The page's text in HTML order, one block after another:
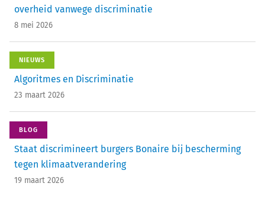
overheid vanwege discriminatie
8 mei 2026
NIEUWS
Algoritmes en Discriminatie
23 maart 2026
BLOG
Staat discrimineert burgers Bonaire bij bescherming
tegen klimaatverandering
19 maart 2026